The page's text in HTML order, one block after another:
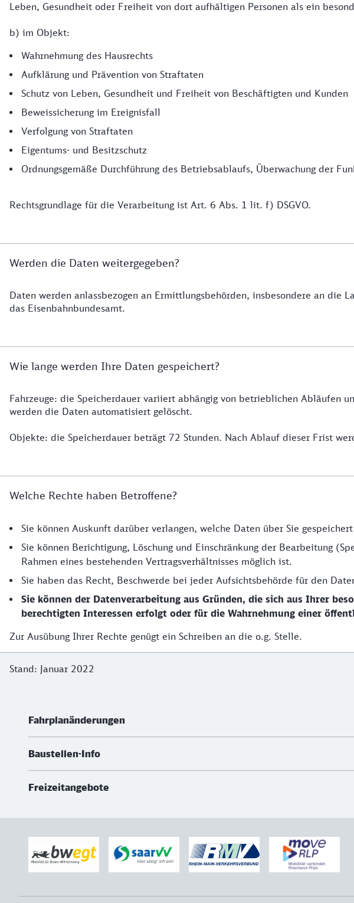
Leben, Gesundheit oder Freiheit von dort aufhältigen Personen als ein
b) im Objekt:
Wahrnehmung des Hausrechts
Aufklärung und Prävention von Straftaten
Schutz von Leben, Gesundheit und Freiheit von Beschäftigten und Kunden
Beweissicherung im Ereignisfall
Verfolgung von Straftaten
Eigentums- und Besitzschutz
Ordnungsgemäße Durchführung des Betriebsablaufs, Überwachung der
Rechtsgrundlage für die Verarbeitung ist Art. 6 Abs. 1 lit. f) DSGVO.
Werden die Daten weitergegeben?
Daten werden anlassbezogen an Ermittlungsbehörden, insbesondere an
das Eisenbahnbundesamt.
Wie lange werden Ihre Daten gespeichert?
Fahrzeuge: die Speicherdauer variiert abhängig von betrieblichen Abläufen
werden die Daten automatisiert gelöscht.
Objekte: die Speicherdauer beträgt 72 Stunden. Nach Ablauf dieser Frist
Welche Rechte haben Betroffene?
Sie können Auskunft darüber verlangen, welche Daten über Sie
Sie können Berichtigung, Löschung und Einschränkung der Bearbeitung
Rahmen eines bestehenden Vertragsverhältnisses möglich ist.
Sie haben das Recht, Beschwerde bei jeder Aufsichtsbehörde für den
Sie können der Datenverarbeitung aus Gründen, die sich aus Ihrer
berechtigten Interessen erfolgt oder für die Wahrnehmung einer
Zur Ausübung Ihrer Rechte genügt ein Schreiben an die o.g. Stelle.
Stand: Januar 2022
Fahrplanänderungen
Baustellen-Info
Freizeitangebote